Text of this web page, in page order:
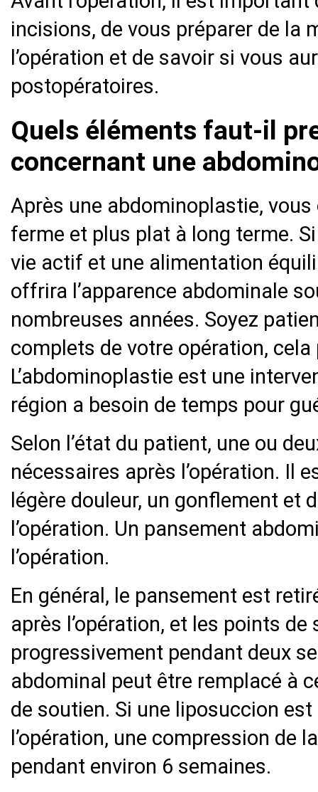
incisions, de vous préparer de la
l’opération et de savoir si vous
postopératoires.
Quels éléments faut-il
concernant une
Après une abdominoplastie,
ferme et plus plat à long terme.
vie actif et une alimentation
offrira l’apparence abdominale
nombreuses années. Soyez
complets de votre opération, cela
L’abdominoplastie est une
région a besoin de temps pour
Selon l’état du patient, une ou
nécessaires après l’opération. Il
légère douleur, un gonflement et
l’opération. Un pansement
l’opération.
En général, le pansement est
après l’opération, et les points
progressivement pendant deux
abdominal peut être remplacé à
de soutien. Si une liposuccion
l’opération, une compression de
pendant environ 6 semaines.